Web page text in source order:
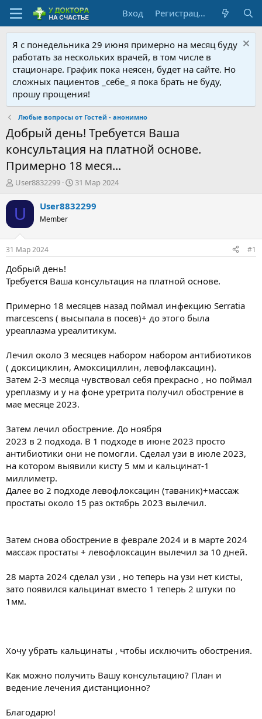
Вход Регистрация
Я с понедельника 29 июня примерно на месяц буду
работать за нескольких врачей, в том числе в
стационаре. График пока неясен, будет на сайте. Но
сложных пациентов _себе_ я пока брать не буду,
прошу прощения!
Любые вопросы от Гостей - анонимно
Добрый день! Требуется Ваша
консультация на платной основе.
Примерно 18 меся...
А
т
т
е
м
ы
User8832299
Д
т
а
31 Мар 2024
U User8832299
Member
31 Мар 2024 #1
Добрый день!
Требуется Ваша консультация на платной основе.
Примерно 18 месяцев назад поймал инфекцию Serratia
marcescens ( высыпала в посев)+ до этого была
уреаплазма уреалитикум.
Лечил около 3 месяцев набором набором антибиотиков
( доксициклин, Амоксициллин, левофлаксацин).
Затем 2-3 месяца чувствовал себя прекрасно , но поймал
уреплазму и у на фоне уретрита получил обострение в
мае месяце 2023.
Затем лечил обострение. До ноября
2023 в 2 подхода. В 1 подходе в июне 2023 просто
антибиотики они не помогли. Сделал узи в июле 2023,
на котором выявили кисту 5 мм и кальцинат-1
миллиметр.
Далее во 2 подходе левофлоксацин (таваник)+массаж
простаты около 15 раз октябрь 2023 вылечил.
Затем снова обострение в феврале 2024 и в марте 2024
массаж простаты + левофлоксацин вылечил за 10 дней.
28 марта 2024 сделал узи , но теперь на узи нет кисты,
зато появился кальцинат вместо 1 теперь 2 штуки по
1мм.
Хочу убрать кальцинаты , чтобы исключить обострения.
Как можно получить Вашу консультацию? План и
ведение лечения дистанционно?
Благодарю!